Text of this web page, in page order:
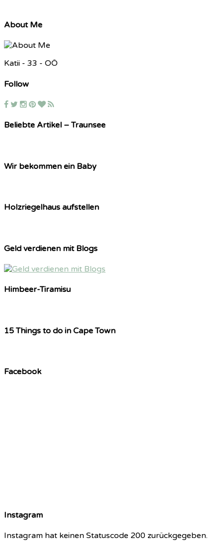
About Me
Katii - 33 - OÖ
Follow
Beliebte Artikel – Traunsee
Wir bekommen ein Baby
Holzriegelhaus aufstellen
Geld verdienen mit Blogs
Himbeer-Tiramisu
15 Things to do in Cape Town
Facebook
Instagram
Instagram hat keinen Statuscode 200 zurückgegeben.